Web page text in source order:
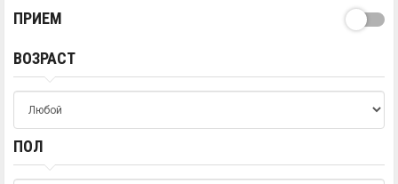
ПРИЕМ
ВОЗРАСТ
ПОЛ